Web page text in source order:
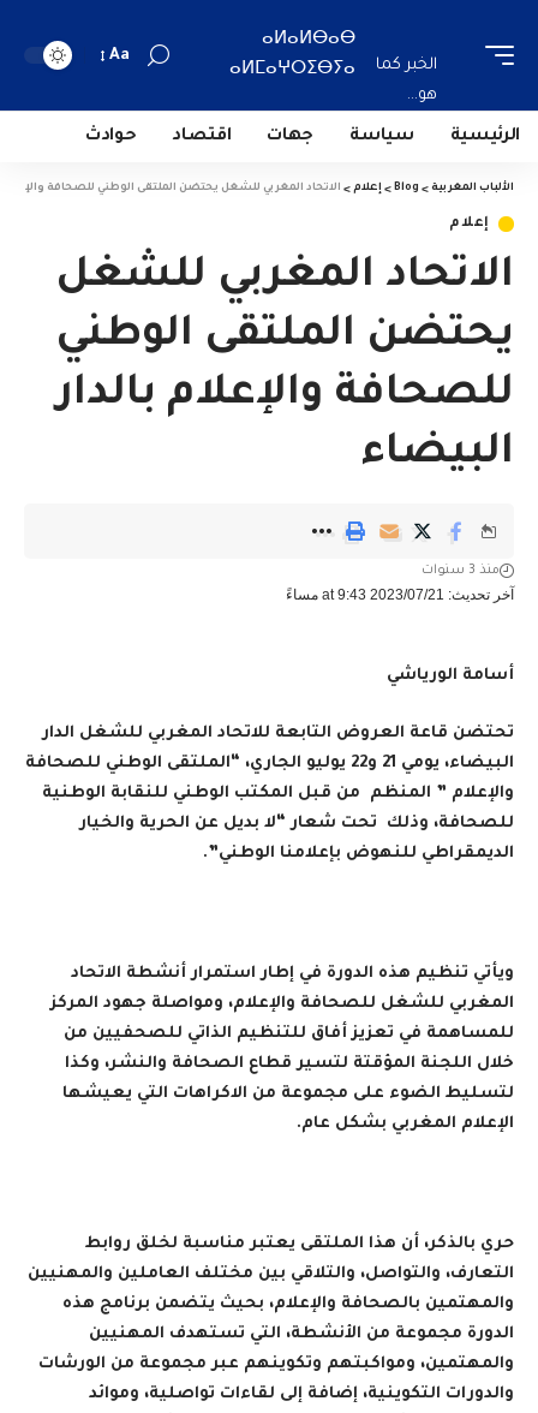
الخبر كما
هو...
ⴰⵍⴰⵍⴱⴰⴱ
ⴰⵍⵎⴰⵖⵔⵉⴱⵢⴰ
Aa
الرئيسية سياسة جهات اقتصاد حوادث
الألباب المغربية >
Blog
> إعلام > الاتحاد المغربي للشغل يحتضن الملتقى الوطني للصحافة والإعلام
إعلام
الاتحاد المغربي للشغل
يحتضن الملتقى الوطني
للصحافة والإعلام بالدار
البيضاء
آخر تحديث: 2023/07/21 at 9:43 مساءً
منذ 3 سنوات
أسامة الورياشي
تحتضن قاعة العروض التابعة للاتحاد المغربي للشغل الدار
البيضاء، يومي 21 و22 يوليو الجاري، “الملتقى الوطني للصحافة
والإعلام ” المنظم من قبل المكتب الوطني للنقابة الوطنية
للصحافة، وذلك تحت شعار “لا بديل عن الحرية والخيار
الديمقراطي للنهوض بإعلامنا الوطني”.
ويأتي تنظيم هذه الدورة في إطار استمرار أنشطة الاتحاد
المغربي للشغل للصحافة والإعلام، ومواصلة جهود المركز
للمساهمة في تعزيز أفاق للتنظيم الذاتي للصحفيين من
خلال اللجنة المؤقتة لتسير قطاع الصحافة والنشر، وكذا
لتسليط الضوء على مجموعة من الاكراهات التي يعيشها
الإعلام المغربي بشكل عام.
حري بالذكر، أن هذا الملتقى يعتبر مناسبة لخلق روابط
التعارف، والتواصل، والتلاقي بين مختلف العاملين والمهنيين
والمهتمين بالصحافة والإعلام، بحيث يتضمن برنامج هذه
الدورة مجموعة من الأنشطة، التي تستهدف المهنيين
والمهتمين، ومواكبتهم وتكوينهم عبر مجموعة من الورشات
والدورات التكوينية، إضافة إلى لقاءات تواصلية، وموائد